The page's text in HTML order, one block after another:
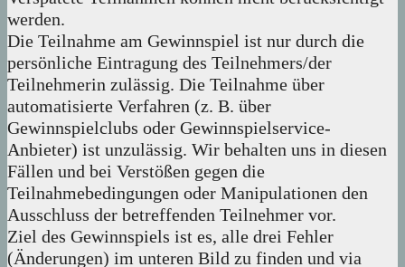
werden.
Die Teilnahme am Gewinnspiel ist nur durch die
persönliche Eintragung des Teilnehmers/der
Teilnehmerin zulässig. Die Teilnahme über
automatisierte Verfahren (z. B. über
Gewinnspielclubs oder Gewinnspielservice-
Anbieter) ist unzulässig. Wir behalten uns in diesen
Fällen und bei Verstößen gegen die
Teilnahmebedingungen oder Manipulationen den
Ausschluss der betreffenden Teilnehmer vor.
Ziel des Gewinnspiels ist es, alle drei Fehler
(Änderungen) im unteren Bild zu finden und via